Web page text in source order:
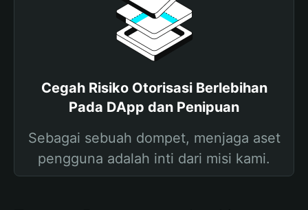
Cegah Risiko Otorisasi Berlebihan
Pada DApp dan Penipuan
Sebagai sebuah dompet, menjaga aset
pengguna adalah inti dari misi kami.